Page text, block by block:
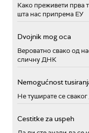
Како преживети прва
шта нас припрема ЕУ
Dvojnik mog oca
Вероватно свако од
сличну ДНК
Nemogućnost
Не туширате се сваког
Cestitke za uspeh